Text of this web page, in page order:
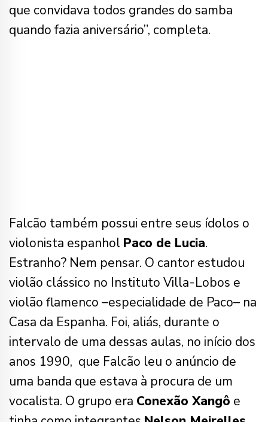
que convidava todos grandes do samba
quando fazia aniversário”, completa.
Falcão também possui entre seus ídolos o
violonista espanhol Paco de Lucia.
Estranho? Nem pensar. O cantor estudou
violão clássico no Instituto Villa-Lobos e
violão flamenco –especialidade de Paco– na
Casa da Espanha. Foi, aliás, durante o
intervalo de uma dessas aulas, no início dos
anos 1990, que Falcão leu o anúncio de
uma banda que estava à procura de um
vocalista. O grupo era Conexão Xangô e